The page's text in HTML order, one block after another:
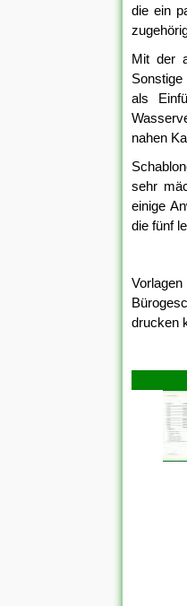
die ein
Mit der
Sonstige
als
nahen
sehr
einige
die fünf
drucken